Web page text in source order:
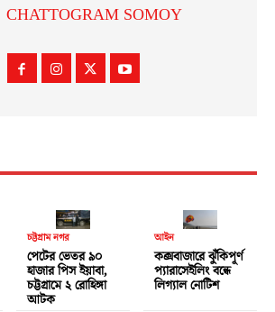
CHATTOGRAM SOMOY
চট্টগ্রাম নগর
পেটের ভেতর ৯০
হাজার পিস ইয়াবা,
চট্টগ্রামে ২ রোহিঙ্গা
আটক
আইন
কক্সবাজারে ঝুঁকিপূর্ণ
প্যারাসেইলিং বন্ধে
লিগ্যাল নোটিশ